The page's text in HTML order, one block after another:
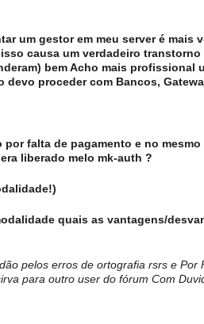
um gestor em meu server é
causa um verdadeiro
bem Acho mais profissional
proceder com Bancos,
falta de pagamento e no
liberado melo mk-auth ?
quais as vantagens/
pelos erros de ortografia rsrs e
para outro user do fórum Com